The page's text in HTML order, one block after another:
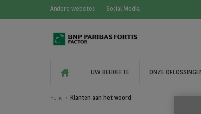
Andere websites Social Media
UW BEHOEFTE ONZE
Home Klanten aan het woord